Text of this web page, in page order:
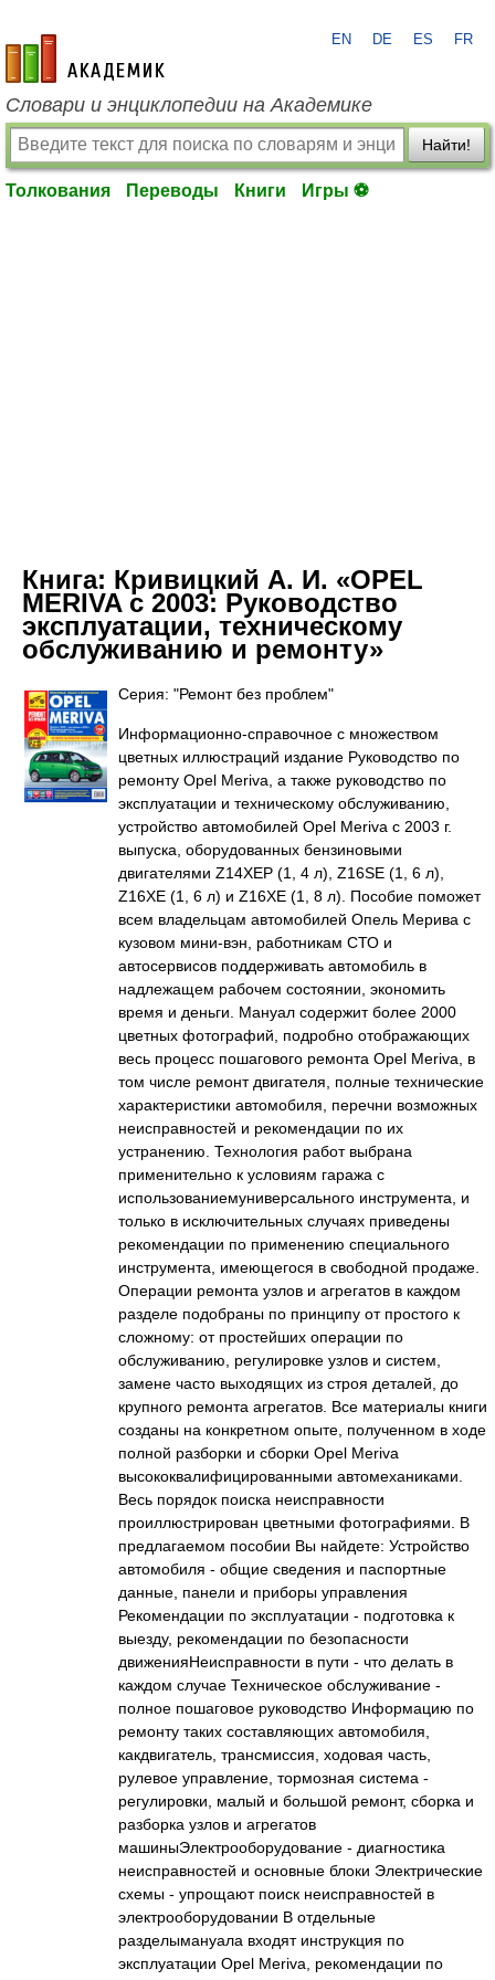
academic.ru
EN DE ES FR
Словари и энциклопедии на Академике
Найти!
Толкования Переводы Книги Игры ⚽
Книга: Кривицкий А. И. «OPEL
MERIVA с 2003: Руководство
эксплуатации, техническому
обслуживанию и ремонту»
Серия: "Ремонт без проблем"
Информационно-справочное с множеством
цветных иллюстраций издание Руководство по
ремонту Opel Meriva, а также руководство по
эксплуатации и техническому обслуживанию,
устройство автомобилей Opel Meriva с 2003 г.
выпуска, оборудованных бензиновыми
двигателями Z14XEP (1, 4 л), Z16SE (1, 6 л),
Z16XE (1, 6 л) и Z16XE (1, 8 л). Пособие поможет
всем владельцам автомобилей Опель Мерива с
кузовом мини-вэн, работникам СТО и
автосервисов поддерживать автомобиль в
надлежащем рабочем состоянии, экономить
время и деньги. Мануал содержит более 2000
цветных фотографий, подробно отображающих
весь процесс пошагового ремонта Opel Meriva, в
том числе ремонт двигателя, полные технические
характеристики автомобиля, перечни возможных
неисправностей и рекомендации по их
устранению. Технология работ выбрана
применительно к условиям гаража с
использованиемуниверсального инструмента, и
только в исключительных случаях приведены
рекомендации по применению специального
инструмента, имеющегося в свободной продаже.
Операции ремонта узлов и агрегатов в каждом
разделе подобраны по принципу от простого к
сложному: от простейших операции по
обслуживанию, регулировке узлов и систем,
замене часто выходящих из строя деталей, до
крупного ремонта агрегатов. Все материалы книги
созданы на конкретном опыте, полученном в ходе
полной разборки и сборки Opel Meriva
высококвалифицированными автомеханиками.
Весь порядок поиска неисправности
проиллюстрирован цветными фотографиями. В
предлагаемом пособии Вы найдете: Устройство
автомобиля - общие сведения и паспортные
данные, панели и приборы управления
Рекомендации по эксплуатации - подготовка к
выезду, рекомендации по безопасности
движенияНеисправности в пути - что делать в
каждом случае Техническое обслуживание -
полное пошаговое руководство Информацию по
ремонту таких составляющих автомобиля,
какдвигатель, трансмиссия, ходовая часть,
рулевое управление, тормозная система -
регулировки, малый и большой ремонт, сборка и
разборка узлов и агрегатов
машиныЭлектрооборудование - диагностика
неисправностей и основные блоки Электрические
схемы - упрощают поиск неисправностей в
электрооборудовании В отдельные
разделымануала входят инструкция по
эксплуатации Opel Meriva, рекомендации по